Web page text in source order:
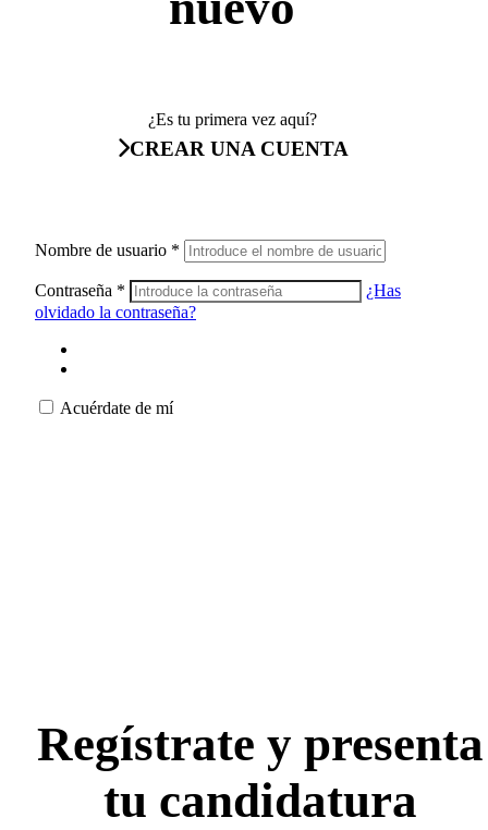
¿Es tu primera vez aquí?
CREAR UNA CUENTA
Nombre de usuario *
Contraseña *
¿Has
olvidado la contraseña?
Acuérdate de mí
Regístrate y presenta
tu candidatura